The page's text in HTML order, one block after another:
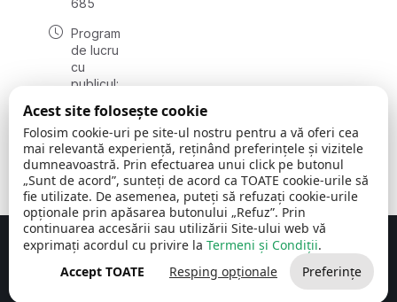
685
Program
de lucru
cu
publicul:
08:00 -
16:30
, vineri:
08:00 -
14:00
Comuna Cerchezu © 2026Toate drepturile rezervate
Concept realizat de Big Media Relații Publice SRL
Acest site folosește cookie
Folosim cookie-uri pe site-ul nostru pentru a vă oferi cea
mai relevantă experiență, reținând preferințele și vizitele
dumneavoastră. Prin efectuarea unui click pe butonul
„Sunt de acord”, sunteți de acord ca TOATE cookie-urile să
fie utilizate. De asemenea, puteți să refuzați cookie-urile
opționale prin apăsarea butonului „Refuz”. Prin
continuarea accesării sau utilizării Site-ului web vă
exprimați acordul cu privire la Termeni și Condiții.
Accept TOATE
Resping opționale Preferințe